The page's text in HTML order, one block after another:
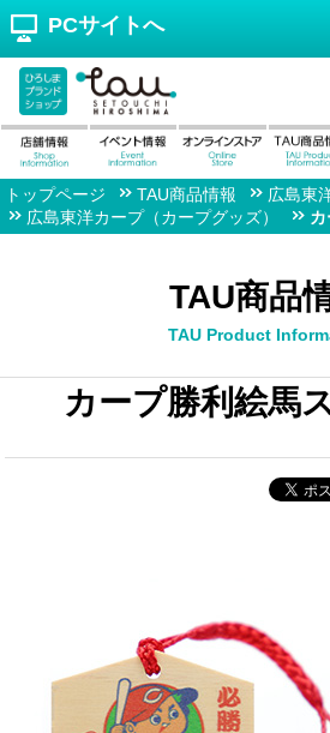
PCサイトへ
トップページ TAU商品情報
広島東
広島東洋カープ（カープグッズ）
TAU商品
TAU Product
カープ勝利絵馬